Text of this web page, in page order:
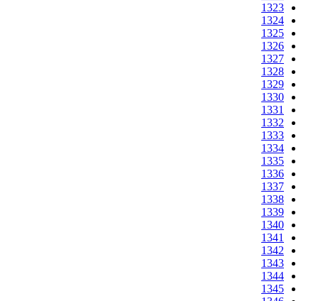
1323
1324
1325
1326
1327
1328
1329
1330
1331
1332
1333
1334
1335
1336
1337
1338
1339
1340
1341
1342
1343
1344
1345